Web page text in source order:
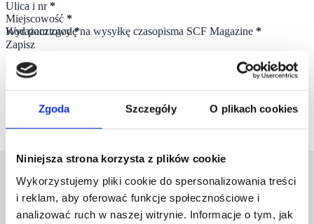
Zgoda Szczegóły O plikach cookies
Niniejsza strona korzysta z plików cookie
Wykorzystujemy pliki cookie do spersonalizowania treści
i reklam, aby oferować funkcje społecznościowe i
analizować ruch w naszej witrynie. Informacje o tym, jak
Ulica i nr *
Miejscowość *
Kod pocztowy *
Wyrażam zgodę na wysyłkę czasopisma SCF Magazine *
Zapisz